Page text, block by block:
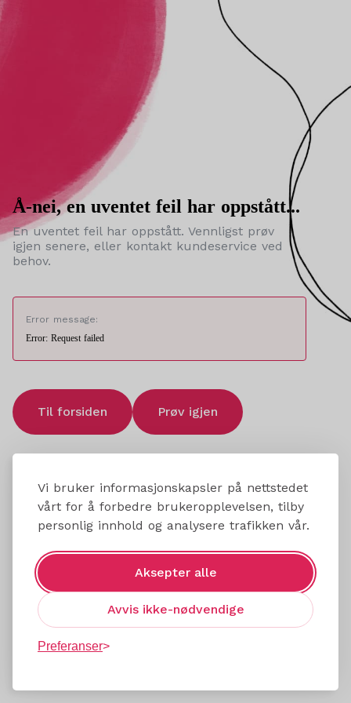
Vi bruker informasjonskapsler på nettstedet
vårt for å forbedre brukeropplevelsen, tilby
personlig innhold og analysere trafikken vår.
Aksepter alle
Avvis ikke-nødvendige
Preferanser
Å-nei, en uventet feil har oppstått...
En uventet feil har oppstått. Vennligst prøv
igjen senere, eller kontakt kundeservice ved
behov.
Error message:
Error: Request failed
Til forsiden Prøv igjen